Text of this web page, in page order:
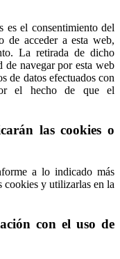
es el consentimiento del
de acceder a esta web,
La retirada de dicho
de navegar por esta web
de datos efectuados con
el hecho de que el
las cookies o
a lo indicado más
cookies y utilizarlas en la
con el uso de